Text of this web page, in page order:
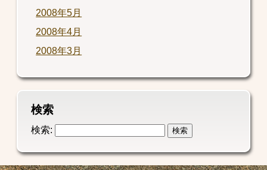
2008年5月
2008年4月
2008年3月
検索
検索: